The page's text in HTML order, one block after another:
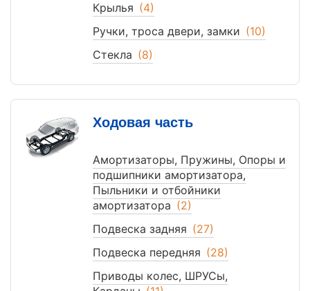
Крылья (4)
Ручки, троса двери, замки (10)
Стекла (8)
Ходовая часть
Амортизаторы, Пружины, Опоры и
подшипники амортизатора,
Пыльники и отбойники
амортизатора (2)
Подвеска задняя (27)
Подвеска передняя (28)
Приводы колес, ШРУСы,